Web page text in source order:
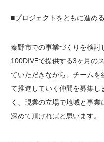
■プロジェクトをともに進め
秦野市での事業づくりを検討
100DIVEで提供する3ヶ月の
ていただきながら、チームを
て推進していく仲間を募集し
く、現業の立場で地域と事
深めて頂ければと思います。